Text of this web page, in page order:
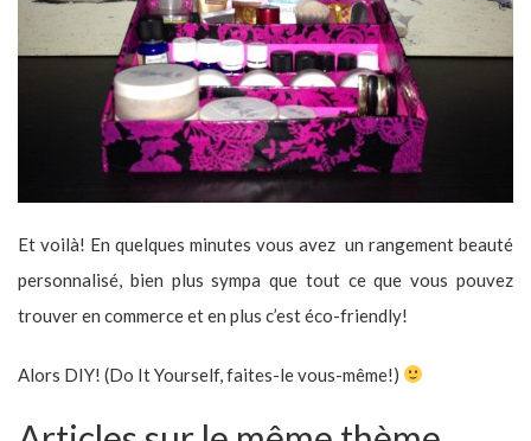
Et voilà! En quelques minutes vous avez un rangement beauté
personnalisé, bien plus sympa que tout ce que vous pouvez
trouver en commerce et en plus c’est éco-friendly!
Alors DIY! (Do It Yourself, faites-le vous-même!)